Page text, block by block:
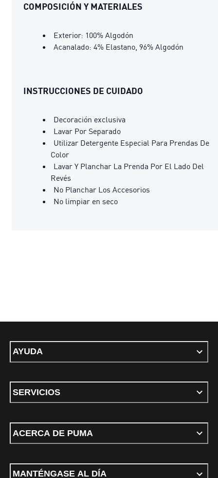
COMPOSICIÓN Y MATERIALES
Exterior: 100% Algodón
Acanalado: 4% Elastano, 96% Algodón
INSTRUCCIONES DE CUIDADO
Decoración exclusiva
Lavar Por Separado
Utilizar Detergente Especial Para Prendas De
Color
Lavar Y Planchar La Prenda Por El Lado Del
Revés
No Planchar Los Accesorios
No limpiar en seco
AYUDA
SERVICIOS
ACERCA DE PUMA
MANTÉNGASE AL DÍA